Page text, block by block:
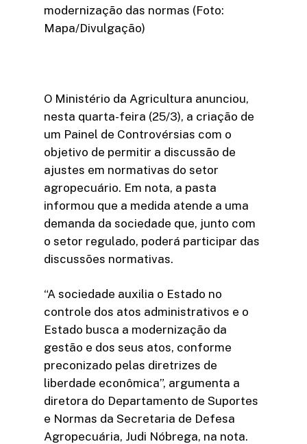
modernização das normas (Foto:
Mapa/Divulgação)
O Ministério da Agricultura anunciou,
nesta quarta-feira (25/3), a criação de
um Painel de Controvérsias com o
objetivo de permitir a discussão de
ajustes em normativas do setor
agropecuário. Em nota, a pasta
informou que a medida atende a uma
demanda da sociedade que, junto com
o setor regulado, poderá participar das
discussões normativas.
“A sociedade auxilia o Estado no
controle dos atos administrativos e o
Estado busca a modernização da
gestão e dos seus atos, conforme
preconizado pelas diretrizes de
liberdade econômica”, argumenta a
diretora do Departamento de Suportes
e Normas da Secretaria de Defesa
Agropecuária, Judi Nóbrega, na nota.